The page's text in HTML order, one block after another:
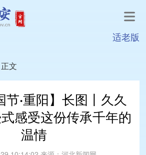
适老版
正文
节·重阳】长图丨久久
感受这份传承千年的
温情